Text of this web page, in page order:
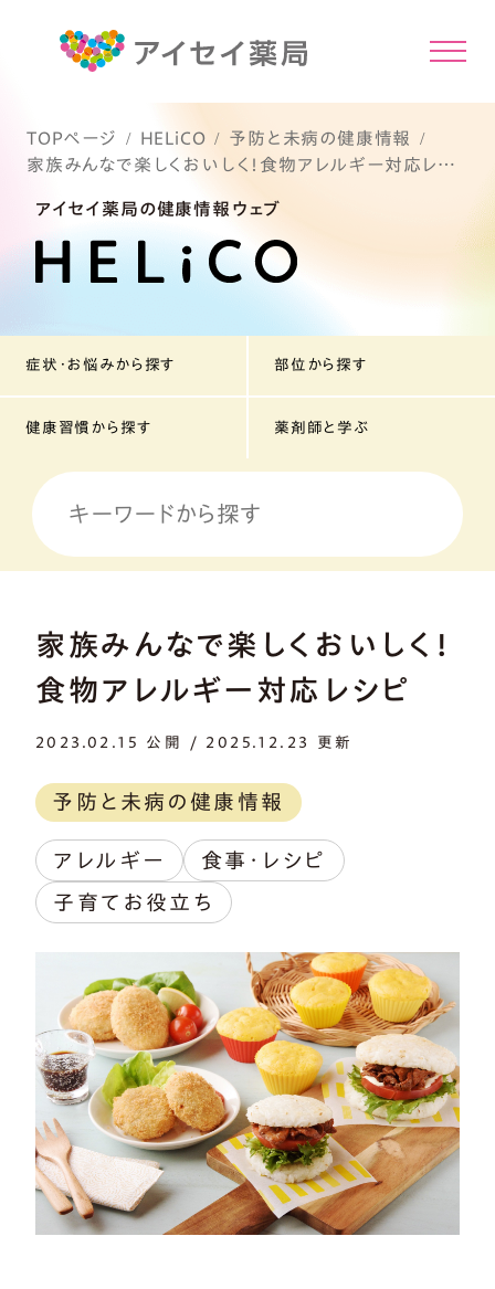
TOPページ HELiCO
予防と未病の健康情報
家族みんなで楽しくおいしく！食物アレルギー対応レシ
アイセイ薬局の健康情報ウェブ
症状・お悩みから探す 部位から探す
健康習慣から探す 薬剤師と学ぶ
家族みんなで楽しくおいしく！
食物アレルギー対応レシピ
2023.02.15 公開 / 2025.12.23 更新
予防と未病の健康情報
アレルギー
食事・レシピ
子育てお役立ち